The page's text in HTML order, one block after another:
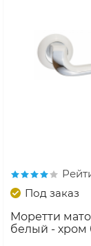
Под заказ
Моретти
белый - хром